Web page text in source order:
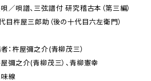
唄／唄譜、三弦譜付 研究稽古本（第三編）
目杵屋三郎助（後の十代目六左衛門）
：杵屋彌之介(青柳茂三）
屋彌之介(青柳茂三）、青柳憲幸
味線